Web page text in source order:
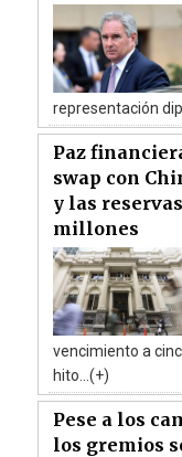
representación
Paz
swap con
y las
millones
vencimiento a
hito...(+)
Pese a los
los gremios